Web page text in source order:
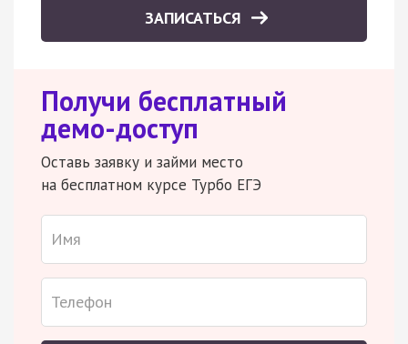
ЗАПИСАТЬСЯ
Получи бесплатный
демо-доступ
Оставь заявку и займи место
на бесплатном курсе Турбо ЕГЭ